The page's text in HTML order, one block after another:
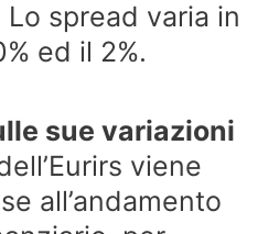
spread varia in
ed il 2%.
sue variazioni
viene
all’andamento